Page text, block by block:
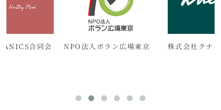
合同会 NPO法人ポラン広場東京 株式会社クナ